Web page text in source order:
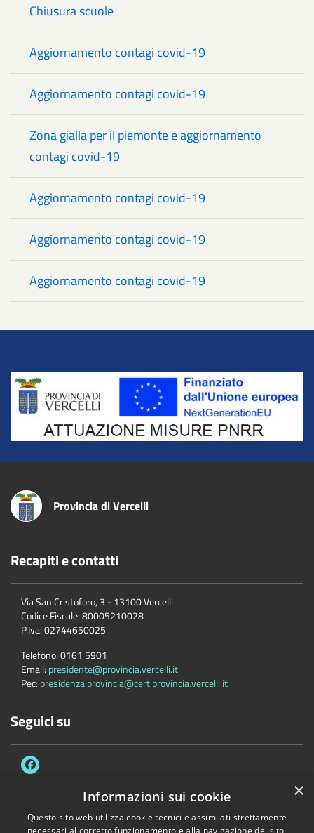
Chiusura scuole
Aggiornamento contagi covid-19
Aggiornamento contagi covid-19
Zona gialla per il piemonte e aggiornamento
contagi covid-19
Aggiornamento contagi covid-19
Aggiornamento contagi covid-19
Aggiornamento contagi covid-19
Title
Provincia di Vercelli
Recapiti e contatti
Via San Cristoforo, 3 - 13100 Vercelli
Codice Fiscale:80005210028
P.Iva:02744650025
Telefono:0161 5901
Email: presidente@provincia.vercelli.it
Pec: presidenza.provincia@cert.provincia.vercelli.it
Seguici su
Accessibilità Privacy Cookie Mappa del sito
×
Informazioni sui cookie
Questo sito web utilizza cookie tecnici e assimilati strettamente
necessari al corretto funzionamento e alla navigazione del sito,